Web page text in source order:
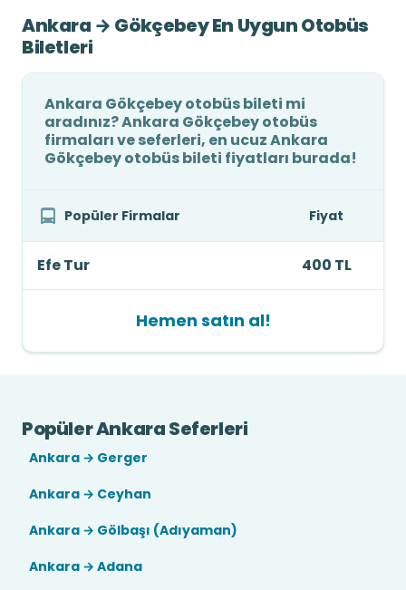
Ankara → Gökçebey En Uygun Otobüs
Biletleri
Ankara Gökçebey otobüs bileti mi
aradınız? Ankara Gökçebey otobüs
firmaları ve seferleri, en ucuz Ankara
Gökçebey otobüs bileti fiyatları burada!
Popüler Firmalar Fiyat
Efe Tur 400 TL
Hemen satın al!
Popüler Ankara Seferleri
Ankara → Gerger
Ankara → Ceyhan
Ankara → Gölbaşı (Adıyaman)
Ankara → Adana